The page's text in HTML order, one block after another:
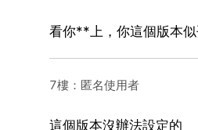
看你**上，你這個版本似
7樓：匿名使用者
這個版本沒辦法設定的